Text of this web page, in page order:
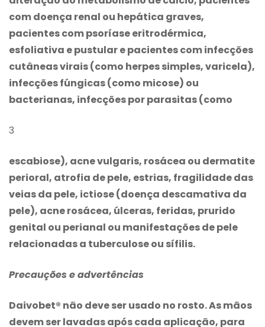
com doença renal ou hepática graves,
pacientes com psoríase eritrodérmica,
esfoliativa e pustular e pacientes com infecções
cutâneas virais (como herpes simples, varicela),
infecções fúngicas (como micose) ou
bacterianas, infecções por parasitas (como
3
escabiose), acne vulgaris, rosácea ou dermatite
perioral, atrofia de pele, estrias, fragilidade das
veias da pele, ictiose (doença descamativa da
pele), acne rosácea, úlceras, feridas, prurido
genital ou perianal ou manifestações de pele
relacionadas a tuberculose ou sífilis.
Precauções e advertências
Daivobet® não deve ser usado no rosto. As mãos
devem ser lavadas após cada aplicação, para